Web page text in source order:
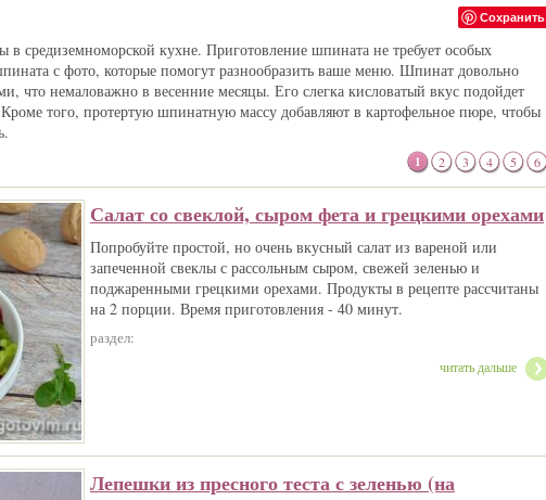
Сохранить
средиземноморской кухне. Приготовление шпината не требует особых
с фото, которые помогут разнообразить ваше меню. Шпинат довольно
что немаловажно в весенние месяцы. Его слегка кисловатый вкус подойдет
того, протертую шпинатную массу добавляют в картофельное пюре, чтобы
1 2 3 4 5 6
Салат со свеклой, сыром фета и грецкими орехами
Попробуйте простой, но очень вкусный салат из вареной или
запеченной свеклы с рассольным сыром, свежей зеленью и
поджаренными грецкими орехами. Продукты в рецепте рассчитаны
на 2 порции. Время приготовления - 40 минут.
раздел:
читать дальше
Лепешки из пресного теста с зеленью (на